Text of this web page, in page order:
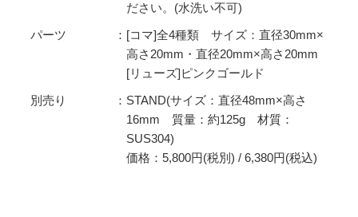
ださい。(水洗い不可)
パーツ
[コマ]全4種類 サイズ：直径30mm×
高さ20mm・直径20mm×高さ20mm
[リューズ]ピンクゴールド
別売り
STAND(サイズ：直径48mm×高さ
16mm 質量：約125g 材質：
SUS304)
価格：5,800円(税別) / 6,380円(税込)